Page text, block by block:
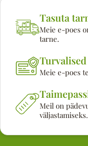
Tasuta
Meie e-poes
tarne.
Meie e-poes
Meil on
väljastamiseks.